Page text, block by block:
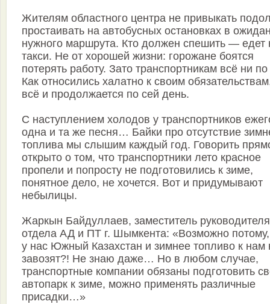
Жителям областного центра не привыкать
простаивать на автобусных остановках в
нужного маршрута. Кто должен спешить — едет
такси. Не от хорошей жизни: горожане боятся
потерять работу. Зато транспортникам всё ни
Как относились халатно к своим
всё и продолжается по сей день.
С наступлением холодов у транспортников
одна и та же песня… Байки про отсутствие
топлива мы слышим каждый год. Говорить
открыто о том, что транспортники лето красное
пропели и попросту не подготовились к зиме,
понятное дело, не хочется. Вот и придумывают
небылицы.
Жаркын Байдуллаев, заместитель руководителя
отдела АД и ПТ г. Шымкента: «Возможно потому,
у нас Южный Казахстан и зимнее топливо к нам
завозят?! Не знаю даже… Но в любом случае,
транспортные компании обязаны подготовить
автопарк к зиме, можно применять различные
присадки…»